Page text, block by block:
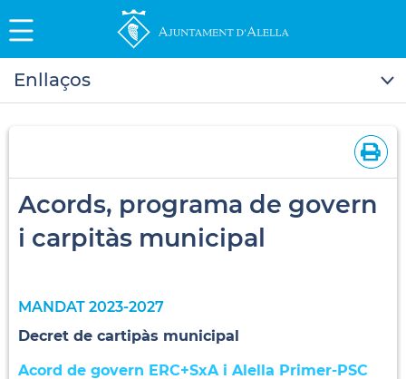
Enllaços
Acords, programa de govern
i carpitàs municipal
MANDAT 2023-2027
Decret de cartipàs municipal
Acord de govern ERC+SxA i Alella Primer-PSC